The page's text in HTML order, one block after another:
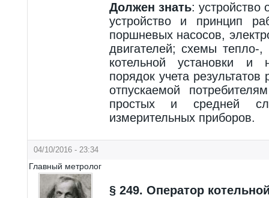
Должен знать: устройство
устройство и принцип
поршневых насосов,
двигателей; схемы тепло-
котельной установки и
порядок учета
отпускаемой
простых и средней
измерительных приборов.
04/10/2016 - 23:34
Главный метролог
§ 249. Оператор